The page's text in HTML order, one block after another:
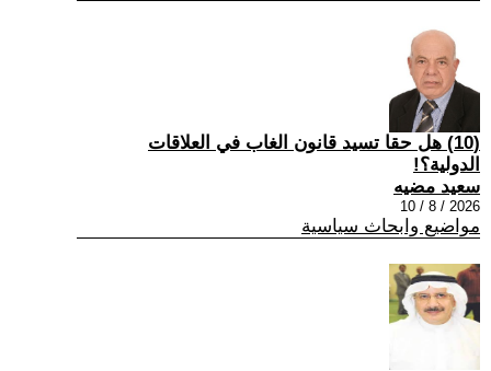
(10) هل حقا تسيد قانون الغاب في العلاقات
الدولية؟!
سعيد مضيه
2026 / 8 / 10
مواضيع وابحاث سياسية